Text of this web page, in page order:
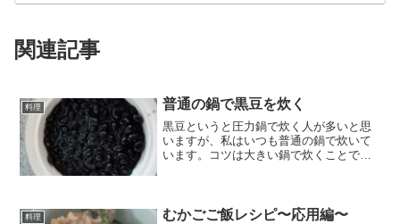
関連記事
料理 普通の鍋で黒豆を炊く
黒豆というと圧力鍋で炊く人が多いと思
いますが、私はいつも普通の鍋で炊いて
います。コツは大きい鍋で炊くことで
小さじ1.5タン...
料理 むかごご飯レシピ〜応用編〜